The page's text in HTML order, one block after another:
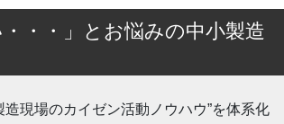
・・」とお悩みの中小製造
造現場のカイゼン活動ノウハウ”を体系化